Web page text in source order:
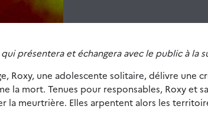
présentera et échangera avec le public à la
Roxy, une adolescente solitaire, délivre une
la mort. Tenues pour responsables, Roxy et
la meurtrière. Elles arpentent alors les